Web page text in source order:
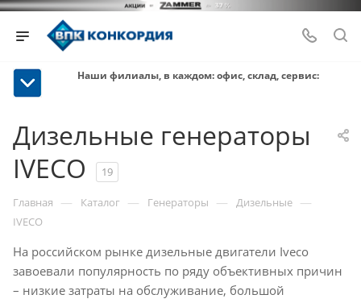
Наши филиалы, в каждом: офис, склад, сервис:
Дизельные генераторы
IVECO
19
Главная — Каталог — Генераторы — Дизельные —
IVECO
На российском рынке дизельные двигатели Iveco
завоевали популярность по ряду объективных причин
– низкие затраты на обслуживание, большой